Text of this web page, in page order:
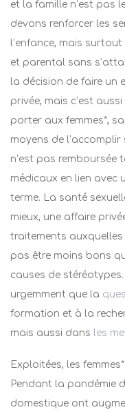
et la famille n’est pas
devons renforcer les
l’enfance, mais
et parental sans
la décision de faire un
privée, mais c’est
porter aux femmes*,
moyens de
n’est pas remboursée
médicaux en lien avec
terme. La santé
mieux, une affaire
traitements
pas être moins bons
causes de
urgemment que la
formation et à la
mais aussi dans
les
Exploitées, les
Pendant la pandémie
domestique ont